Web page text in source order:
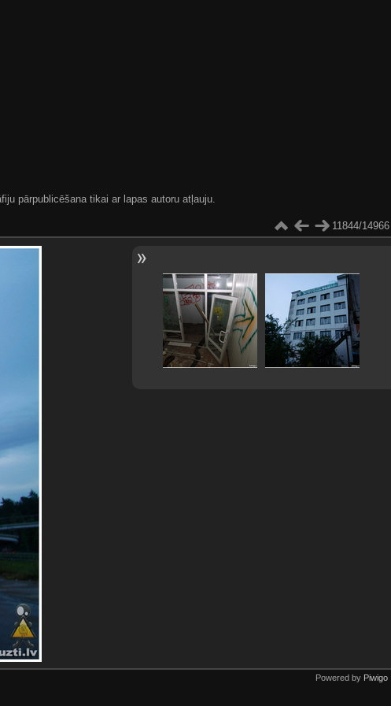
pārpublicēšana tikai ar lapas autoru atļauju.
11844/14966
Powered by Piwigo